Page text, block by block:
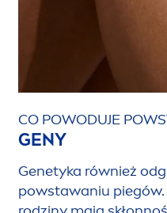
CO POWODUJE
GENY
Genetyka również
powstawaniu piegów.